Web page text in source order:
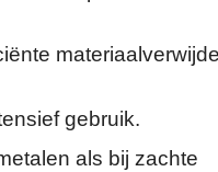
gebruik.
als bij zachte